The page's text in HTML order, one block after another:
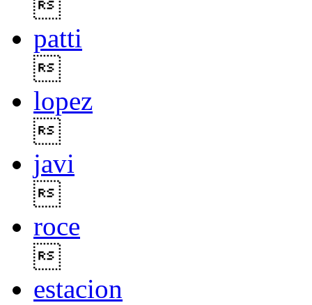
patti
lopez
javi
roce
estacion